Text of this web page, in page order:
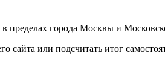
пределах города Москвы и
или подсчитать итог